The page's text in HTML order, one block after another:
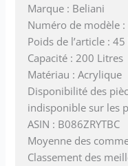
Marque : Beliani
Numéro de modèle
Poids de l’article :
Capacité : 200 Litres
Matériau : Acrylique
Disponibilité des
indisponible sur les
ASIN : B086ZRYTBC
Moyenne des
Classement des